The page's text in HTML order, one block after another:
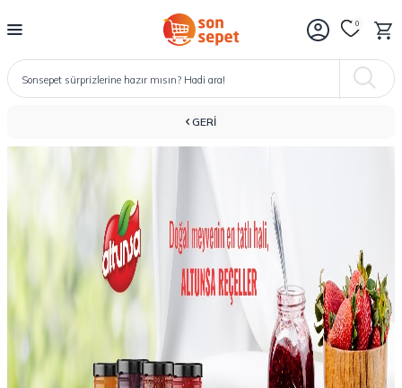
0
GERI